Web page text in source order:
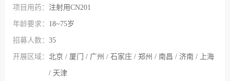
项目用药： 注射用CN201
年龄要求： 18~75岁
招募人数： 35
开展区域： 北京 / 厦门 / 广州 / 石家庄 / 郑州 / 南昌 / 济南 / 上海
/ 天津